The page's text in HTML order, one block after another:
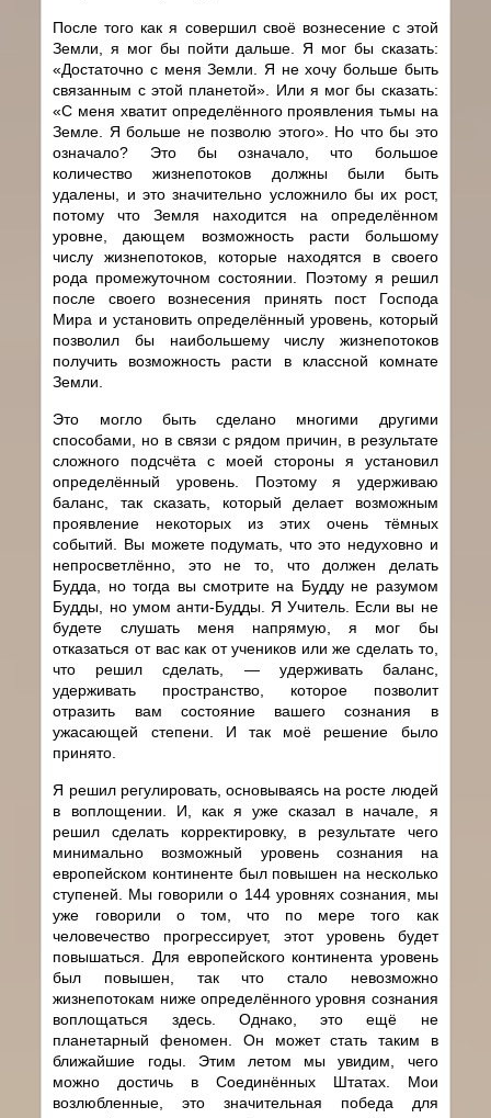
После того как я совершил своё вознесение с этой
Земли, я мог бы пойти дальше. Я мог бы сказать:
«Достаточно с меня Земли. Я не хочу больше быть
связанным с этой планетой». Или я мог бы сказать:
«С меня хватит определённого проявления тьмы на
Земле. Я больше не позволю этого». Но что бы это
означало? Это бы означало, что большое
количество жизнепотоков должны были быть
удалены, и это значительно усложнило бы их рост,
потому что Земля находится на определённом
уровне, дающем возможность расти большому
числу жизнепотоков, которые находятся в своего
рода промежуточном состоянии. Поэтому я решил
после своего вознесения принять пост Господа
Мира и установить определённый уровень, который
позволил бы наибольшему числу жизнепотоков
получить возможность расти в классной комнате
Земли.
Это могло быть сделано многими другими
способами, но в связи с рядом причин, в результате
сложного подсчёта с моей стороны я установил
определённый уровень. Поэтому я удерживаю
баланс, так сказать, который делает возможным
проявление некоторых из этих очень тёмных
событий. Вы можете подумать, что это недуховно и
непросветлённо, это не то, что должен делать
Будда, но тогда вы смотрите на Будду не разумом
Будды, но умом анти-Будды. Я Учитель. Если вы не
будете слушать меня напрямую, я мог бы
отказаться от вас как от учеников или же сделать то,
что решил сделать, — удерживать баланс,
удерживать пространство, которое позволит
отразить вам состояние вашего сознания в
ужасающей степени. И так моё решение было
принято.
Я решил регулировать, основываясь на росте людей
в воплощении. И, как я уже сказал в начале, я
решил сделать корректировку, в результате чего
минимально возможный уровень сознания на
европейском континенте был повышен на несколько
ступеней. Мы говорили о 144 уровнях сознания, мы
уже говорили о том, что по мере того как
человечество прогрессирует, этот уровень будет
повышаться. Для европейского континента уровень
был повышен, так что стало невозможно
жизнепотокам ниже определённого уровня сознания
воплощаться здесь. Однако, это ещё не
планетарный феномен. Он может стать таким в
ближайшие годы. Этим летом мы увидим, чего
можно достичь в Соединённых Штатах. Мои
возлюбленные, это значительная победа для